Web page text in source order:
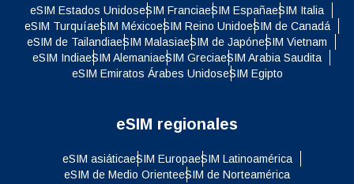
eSIM Estados UnidoseSIM FranciaeSIM EspañaeSIM Italia
eSIM TurquíaeSIM MéxicoeSIM Reino UnidoeSIM de Canadá
eSIM de TailandiaeSIM MalasiaeSIM de JapóneSIM Vietnam
eSIM IndiaeSIM AlemaniaeSIM GreciaeSIM Arabia Saudita
eSIM Emiratos Árabes UnidoseSIM Egipto
eSIM regionales
eSIM asiáticaeSIM EuropaeSIM Latinoamérica
eSIM de Medio OrienteeSIM de Norteamérica